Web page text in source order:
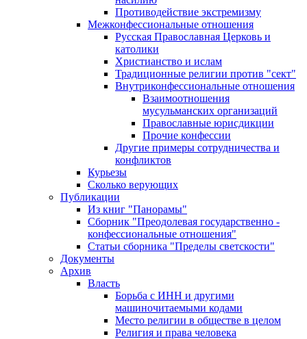
Противодействие экстремизму
Межконфессиональные отношения
Русская Православная Церковь и
католики
Христианство и ислам
Традиционные религии против "сект"
Внутриконфессиональные отношения
Взаимоотношения
мусульманских организаций
Православные юрисдикции
Прочие конфессии
Другие примеры сотрудничества и
конфликтов
Курьезы
Сколько верующих
Публикации
Из книг "Панорамы"
Сборник "Преодолевая государственно -
конфессиональные отношения"
Статьи сборника "Пределы светскости"
Документы
Архив
Власть
Борьба с ИНН и другими
машиночитаемыми кодами
Место религии в обществе в целом
Религия и права человека